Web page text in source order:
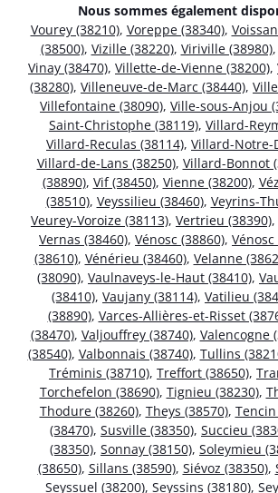
Nous sommes également
Vourey (38210), Voreppe (38340),
(38500), Vizille (38220), Viriville (38980),
Vinay (38470), Villette-de-Vienne (38200),
(38280), Villeneuve-de-Marc (38440),
Villefontaine (38090), Ville-sous-Anjou
Saint-Christophe (38119), Villard-
Villard-Reculas (38114), Villard-Notre-
Villard-de-Lans (38250), Villard-Bonnot
(38890), Vif (38450), Vienne (38200),
(38510), Veyssilieu (38460), Veyrins-
Veurey-Voroize (38113), Vertrieu (38390),
Vernas (38460), Vénosc (38860), Vénosc
(38610), Vénérieu (38460), Velanne
(38090), Vaulnaveys-le-Haut (38410),
(38410), Vaujany (38114), Vatilieu
(38890), Varces-Allières-et-Risset
(38470), Valjouffrey (38740), Valencogne
(38540), Valbonnais (38740), Tullins
Tréminis (38710), Treffort (38650),
Torchefelon (38690), Tignieu (38230),
Thodure (38260), Theys (38570), Tencin
(38470), Susville (38350), Succieu
(38350), Sonnay (38150), Soleymieu
(38650), Sillans (38590), Siévoz (38350),
Seyssuel (38200), Seyssins (38180),